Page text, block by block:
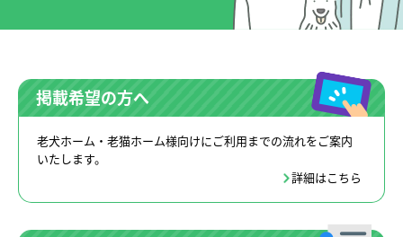
掲載希望の方へ
老犬ホーム・老猫ホーム様向けにご利用までの流れをご案内
いたします。
詳細はこちら